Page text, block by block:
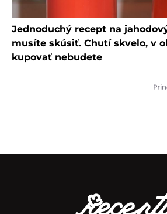
Jednoduchý recept na
musíte skúsiť. Chutí skvelo, v
kupovať nebudete